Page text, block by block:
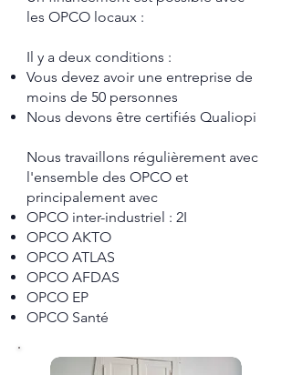
les OPCO locaux :
Il y a deux conditions :
Vous devez avoir une entreprise de
moins de 50 personnes
Nous devons être certifiés Qualiopi
Nous travaillons régulièrement avec
l'ensemble des OPCO et
principalement avec
OPCO inter-industriel : 2I
OPCO AKTO
OPCO ATLAS
OPCO AFDAS
OPCO EP
OPCO Santé